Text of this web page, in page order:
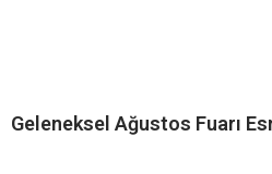
Geleneksel Ağustos Fuarı